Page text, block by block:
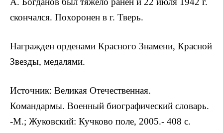
скончался. Похоронен в г. Тверь.
Награжден орденами Красного Знамени, Красной
Звезды, медалями.
Источник: Великая Отечественная.
Командармы. Военный биографический словарь.
-М.; Жуковский: Кучково поле, 2005.- 408 с.